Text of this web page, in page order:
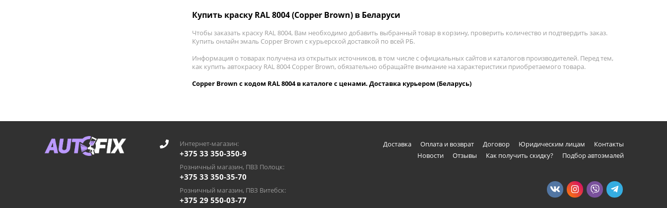
Купить краску RAL 8004 (Copper Brown) в Беларуси
Чтобы заказать краску RAL 8004, Вам необходимо добавить выбранный товар в корзину, проверить количество и подтвердить заказ.
Купить онлайн эмаль Copper Brown с курьерской доставкой по всей РБ.
Информация о товарах получена из открытых источников, в том числе с официальных сайтов и каталогов производителей. Перед тем,
как купить автокраску RAL 8004 Copper Brown, обязательно обращайте внимание на характеристики приобретаемого товара.
Copper Brown с кодом RAL 8004 в каталоге с ценами. Доставка курьером (Беларусь)
Интернет-магазин:
+375 33 350-350-9
Розничный магазин, ПВЗ Полоцк:
+375 33 350-35-70
Розничный магазин, ПВЗ Витебск:
+375 29 550-03-77
Доставка Оплата и возврат Договор Юридическим лицам
Контакты
Новости
Отзывы Как получить скидку? Подбор автоэмалей